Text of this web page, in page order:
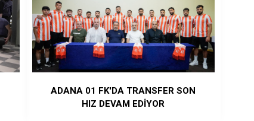
ADANA 01 FK'DA TRANSFER SON
HIZ DEVAM EDİYOR